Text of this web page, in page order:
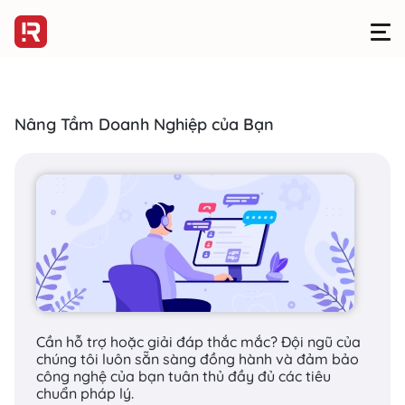
SEM - TIẾP THỊ TRÊN CÔNG CỤ TÌM KIẾM
Đối với B2B và các
chuyên gia, LinkedIn
là một trong những
công cụ quảng cáo
hiểu quả nhất trên
Nâng Tầm Doanh Nghiệp của Bạn
Cần hỗ trợ hoặc giải đáp thắc mắc? Đội ngũ của
chúng tôi luôn sẵn sàng đồng hành và đảm bảo
công nghệ của bạn tuân thủ đầy đủ các tiêu
chuẩn pháp lý.